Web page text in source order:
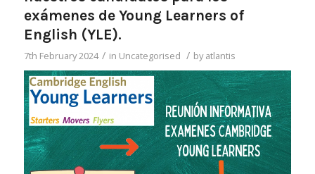
exámenes de Young Learners of
English (YLE).
7th February 2024 / in Uncategorised / byatlantis